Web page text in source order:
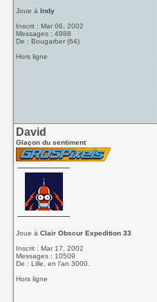
Joue àIndy
Inscrit : Mar 06, 2002
Messages : 4988
De : Bougarber (64)
Hors ligne
David
Glaçon du sentiment
Joue àClair Obscur Expedition 33
Inscrit : Mar 17, 2002
Messages : 10509
De : Lille, en l'an 3000.
Hors ligne